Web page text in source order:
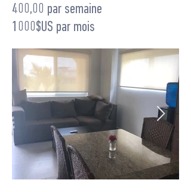
400,00 par semaine
1000$US par mois